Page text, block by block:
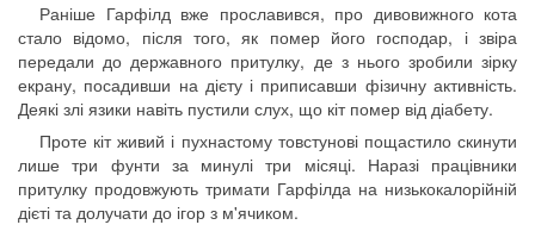
Раніше Гарфілд вже прославився, про дивовижного кота
стало відомо, після того, як помер його господар, і звіра
передали до державного притулку, де з нього зробили зірку
екрану, посадивши на дієту і приписавши фізичну активність.
Деякі злі язики навіть пустили слух, що кіт помер від діабету.
Проте кіт живий і пухнастому товстунові пощастило скинути
лише три фунти за минулі три місяці. Наразі працівники
притулку продовжують тримати Гарфілда на низькокалорійній
дієті та долучати до ігор з м'ячиком.